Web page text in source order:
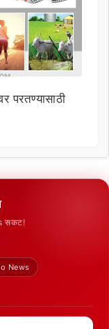
सकट!
News